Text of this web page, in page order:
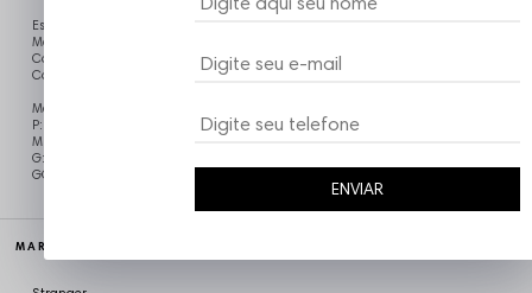
Estampa em Silk na parte da frente costas
Mangas Longas com punho
Com reforço de ombro a ombro com viés.
Composição: Malha 100% Algodão.
Medidas Aproximadas:
P: Largura: 55cm / Comprimento: 76cm / Manga: 72cm
M: Largura: 57cm / Comprimento: 78 cm / Manga: 73cm
G: Largura: 59cm / Comprimento: 80 cm / Manga: 74cm
GG: Largura: 62cm / Comprimento: 82cm / Manga: 75cm
MARCA
ENVIAR